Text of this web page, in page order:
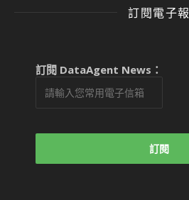
訂閱電子報
訂閱 DataAgent News：